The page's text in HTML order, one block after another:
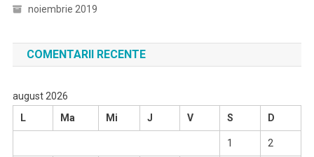
noiembrie 2019
COMENTARII RECENTE
august 2026
L
Ma Mi J V S D
1 2